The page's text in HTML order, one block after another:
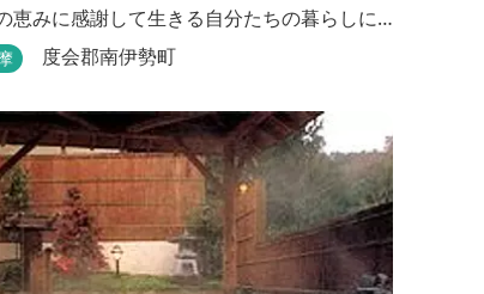
恵みに感謝して生きる自分たちの暮らしに
っています。 海の上で働く漁師として、自
ハウスを始めました。 当ゲストハウスは一
す。 二階建ての一軒家とウッドデッキ、 屋
グでゆったり過ごしていただけます。
度会郡南伊勢町